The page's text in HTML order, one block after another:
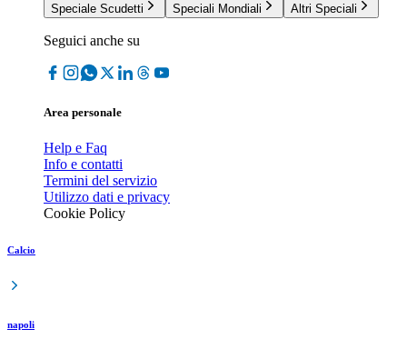
Speciale Scudetti
Speciali Mondiali Altri Speciali
Seguici anche su
Area personale
Help e Faq
Info e contatti
Termini del servizio
Utilizzo dati e privacy
Cookie Policy
Calcio
napoli